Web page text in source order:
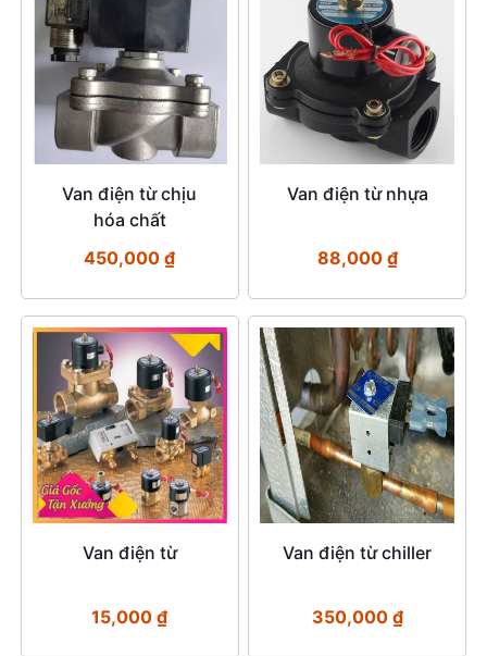
Van điện từ chịu
hóa chất
450,000₫
Van điện từ nhựa
88,000 ₫
Van điện từ
15,000₫
Van điện từ chiller
350,000 ₫